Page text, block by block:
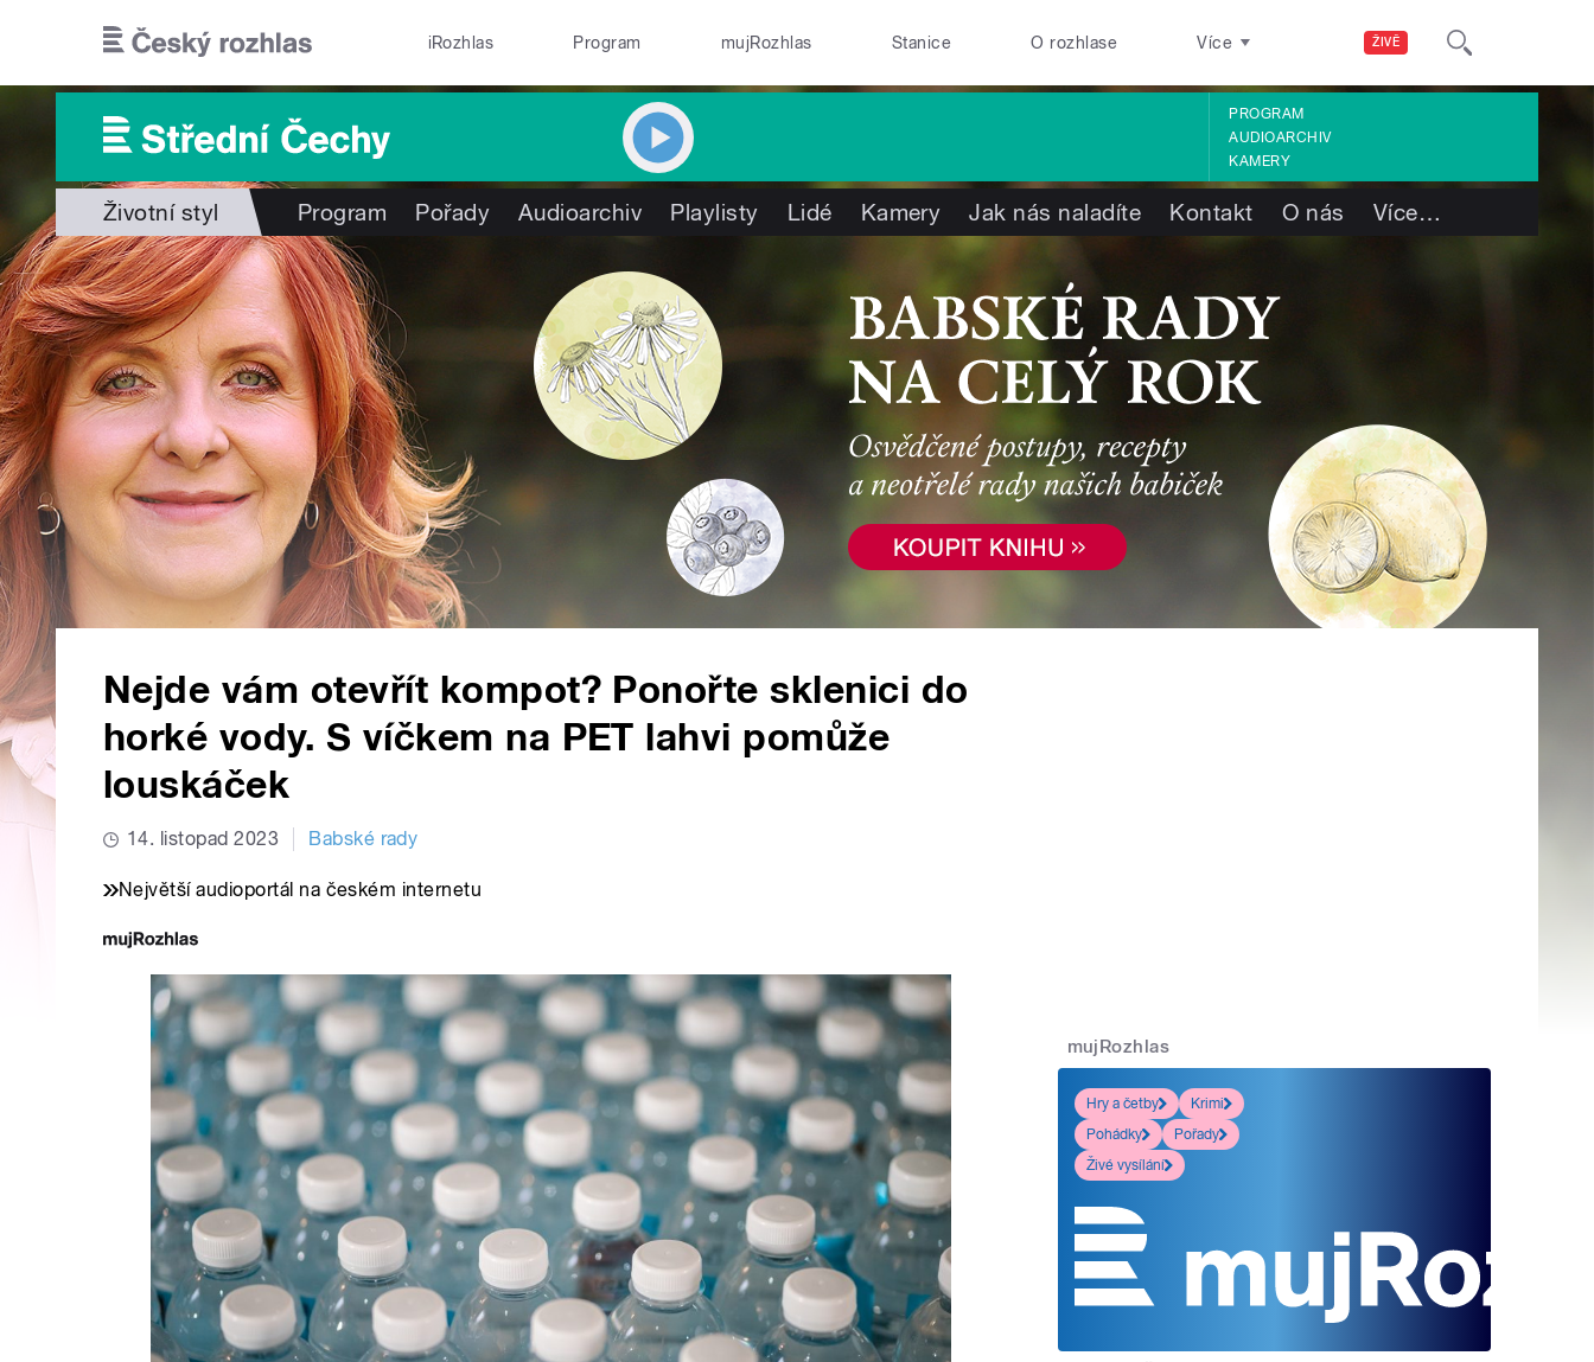
ŽIVĚ
iRozhlas Program mujRozhlas Stanice O rozhlase Více
PROGRAM
AUDIOARCHIV
KAMERY
Životní styl Program Pořady Audioarchiv Playlisty Lidé Kamery Jak nás naladíte Kontakt O nás Více…
Nejde vám otevřít kompot? Ponořte sklenici do
horké vody. S víčkem na PET lahvi pomůže
louskáček
14. listopad 2023 Babské rady
Největší audioportál na českém internetu
mujRozhlas
Hry a četby
Krimi
Pohádky
Pořady
Živé vysílání